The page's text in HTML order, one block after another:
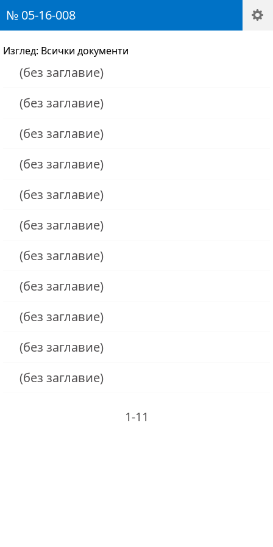
№ 05-16-008
Изглед: Всички документи
(без заглавие)
(без заглавие)
(без заглавие)
(без заглавие)
(без заглавие)
(без заглавие)
(без заглавие)
(без заглавие)
(без заглавие)
(без заглавие)
(без заглавие)
1-11